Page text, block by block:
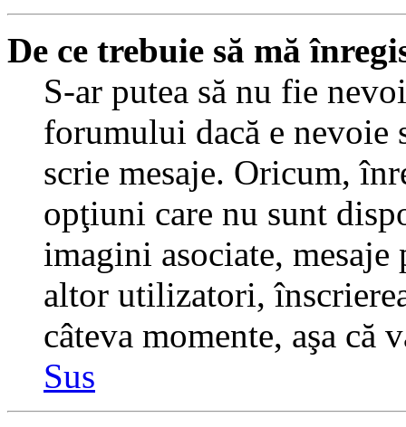
De ce trebuie să mă
S-ar putea să nu fie
forumului dacă e nevoie
scrie mesaje. Oricum,
opţiuni care nu sunt
imagini asociate,
altor utilizatori,
câteva momente, aşa că
Sus